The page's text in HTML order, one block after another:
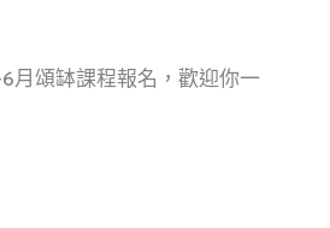
月頌缽課程報名，歡迎你一